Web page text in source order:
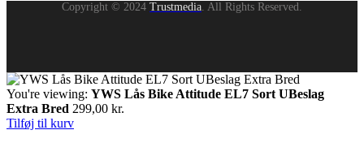
Copyright © 2024 Trustmedia. All Rights Reserved.
You're viewing: YWS Lås Bike Attitude EL7 Sort UBeslag
Extra Bred 299,00 kr.
Tilføj til kurv